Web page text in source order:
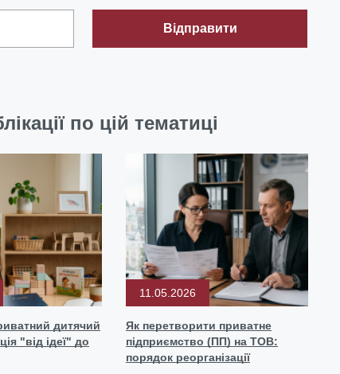
Відправити
по цій тематиці
дитячий
"від ідеї" до
11.05.2026
Як перетворити приватне
підприємство (ПП) на ТОВ:
порядок реорганізації